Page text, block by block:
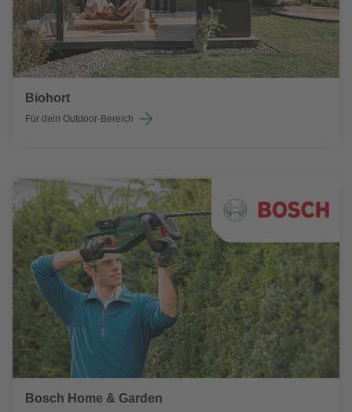
Biohort
Für dein Outdoor-Bereich
Bosch Home & Garden